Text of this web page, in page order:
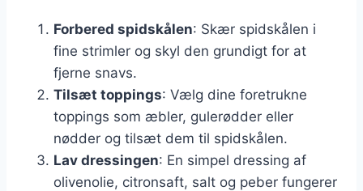
Forbered spidskålen: Skær spidskålen i
fine strimler og skyl den grundigt for at
fjerne snavs.
Tilsæt toppings: Vælg dine foretrukne
toppings som æbler, gulerødder eller
nødder og tilsæt dem til spidskålen.
Lav dressingen: En simpel dressing af
olivenolie, citronsaft, salt og peber fungerer